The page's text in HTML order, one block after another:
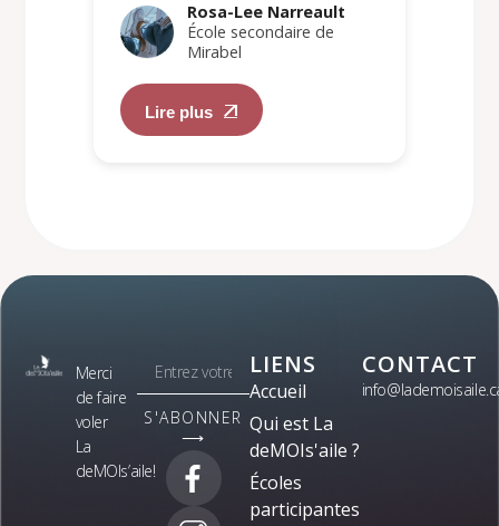
Rosa-Lee Narreault
École secondaire de
Mirabel
Lire plus
Merci
de faire
voler
La
deMOIs’aile!
S'ABONNER
⟶
LIENS
Accueil
Qui est La
deMOIs'aile ?
Écoles
participantes
CONTACT